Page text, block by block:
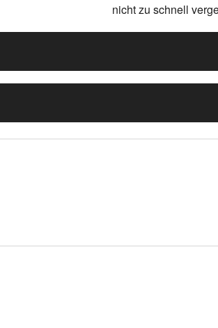
nicht zu schnell